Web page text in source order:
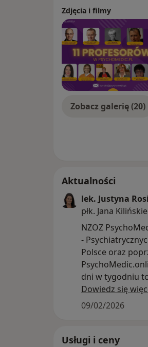
Zaburzenia
Zaburzenia
Zaburzenia
Zdjęcia i filmy
Zobacz galerię (20)
Aktualności
lek. Justyna
płk. Jana
NZOZ
-
Polsce oraz
dni w tygodniu
zmiany,
nowoczesne
Dowiedz się
09/02/2026
Usługi i ceny